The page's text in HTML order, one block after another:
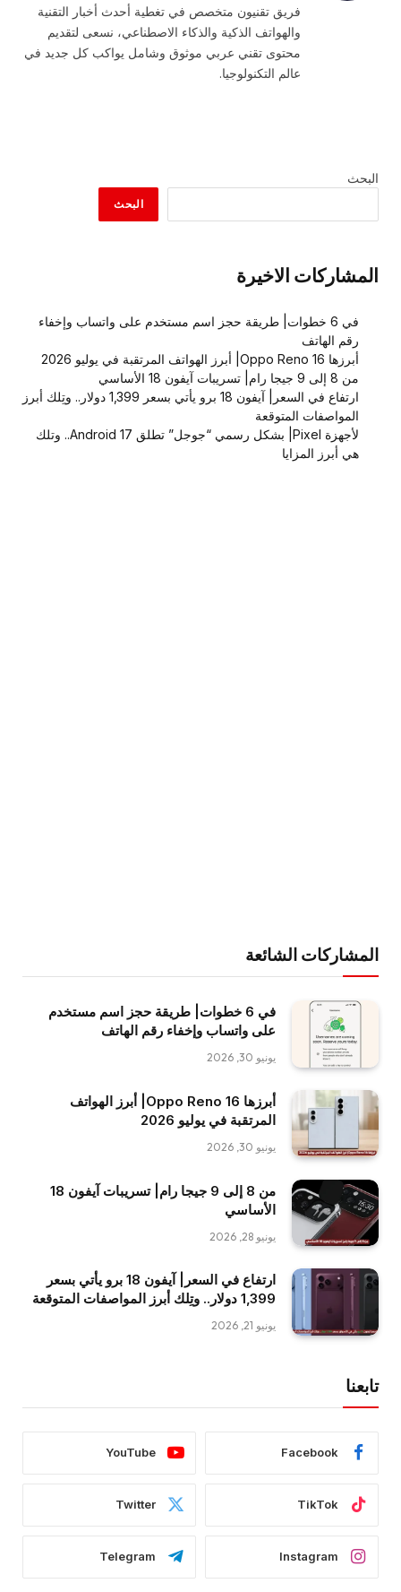
فريق تقنيون متخصص في تغطية أحدث أخبار التقنية
والهواتف الذكية والذكاء الاصطناعي، نسعى لتقديم
محتوى تقني عربي موثوق وشامل يواكب كل جديد في
عالم التكنولوجيا.
البحث
البحث
المشاركات الاخيرة
في 6 خطوات| طريقة حجز اسم مستخدم على واتساب وإخفاء
رقم الهاتف
أبرزها Oppo Reno 16| أبرز الهواتف المرتقبة في يوليو 2026
من 8 إلى 9 جيجا رام| تسريبات آيفون 18 الأساسي
ارتفاع في السعر| آيفون 18 برو يأتي بسعر 1,399 دولار.. وتِلك أبرز
المواصفات المتوقعة
لأجهزة Pixel| بشكل رسمي “جوجل” تطلق Android 17.. وتلك
هي أبرز المزايا
المشاركات الشائعة
في 6 خطوات| طريقة حجز اسم مستخدم
على واتساب وإخفاء رقم الهاتف
يونيو 30, 2026
أبرزها Oppo Reno 16| أبرز الهواتف
المرتقبة في يوليو 2026
يونيو 30, 2026
من 8 إلى 9 جيجا رام| تسريبات آيفون 18
الأساسي
يونيو 28, 2026
ارتفاع في السعر| آيفون 18 برو يأتي بسعر
1,399 دولار.. وتِلك أبرز المواصفات المتوقعة
يونيو 21, 2026
تابعنا
Facebook
YouTube
TikTok
Twitter
Instagram
Telegram